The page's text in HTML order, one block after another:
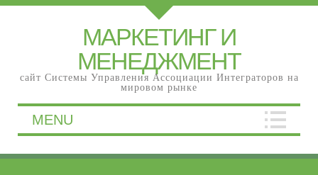
МАРКЕТИНГ И
МЕНЕДЖМЕНТ
сайт Системы Управления Ассоциации Интеграторов на
мировом рынке
MENU